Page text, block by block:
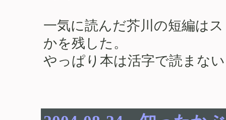
一気に読んだ芥川の短編は
かを残した。
やっぱり本は活字で読まな